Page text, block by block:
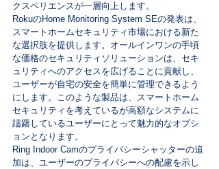
クスペリエンスが一層向上します。
RokuのHome Monitoring System SEの発表は、
スマートホームセキュリティ市場における新た
な選択肢を提供します。オールインワンの手頃
な価格のセキュリティソリューションは、セキ
ュリティへのアクセスを広げることに貢献し、
ユーザーが自宅の安全を簡単に管理できるよう
にします。このような製品は、スマートホーム
セキュリティを考えているが高額なシステムに
躊躇しているユーザーにとって魅力的なオプシ
ョンとなります。
Ring Indoor Camのプライバシーシャッターの追
加は、ユーザーのプライバシーへの配慮を示し